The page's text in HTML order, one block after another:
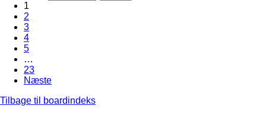
1
2
3
4
5
…
23
Næste
Tilbage til boardindeks